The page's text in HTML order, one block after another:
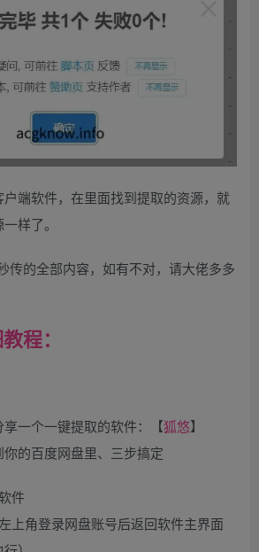
端软件，在里面找到提取的资源，就
样了。
传的全部内容，如有不对，请大佬多多
程：
一个一键提取的软件：【狐悠】
的百度网盘里、三步搞定
件
上角登录网盘账号后返回软件主界面